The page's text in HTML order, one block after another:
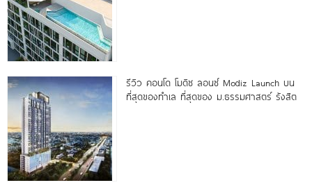
รีวิว คอนโด โมดิซ ลอนซ์ Modiz Launch บน
ที่สุดของทำเล ที่สุดของ ม.ธรรมศาสตร์ รังสิต